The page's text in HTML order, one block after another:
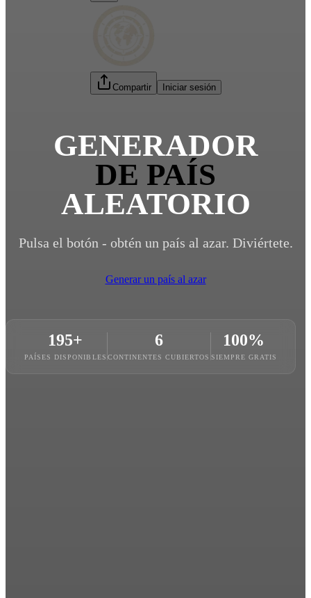
Compartir Iniciar sesión
GENERADOR
DE PAÍS
ALEATORIO
Pulsa el botón - obtén un país al azar. Diviértete.
Generar un país al azar
195+
PAÍSES DISPONIBLES
6
CONTINENTES CUBIERTOS
100%
SIEMPRE GRATIS